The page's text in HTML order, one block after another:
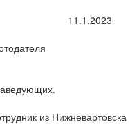
11.1.2023
из Нижневартовска